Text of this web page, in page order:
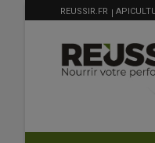
contenu
MENU
FILIÈRE
REUSSIR.FR